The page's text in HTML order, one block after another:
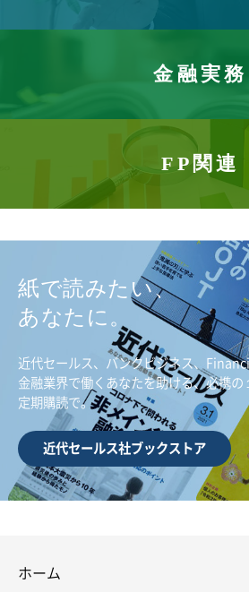
金融実務
FP関連
紙で読みたい、
あなたに。
近代セールス、バンクビジネス、
金融業界で働くあなたを助ける、必携の
定期購読で。
近代セールス社ブックストア
ホーム